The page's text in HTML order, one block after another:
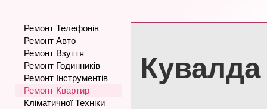
Ремонт Телефонів
Ремонт Авто
Ремонт Взуття
Ремонт Годинників
Ремонт Інструментів
Ремонт Квартир
Кліматичної Техніки
Кувалда